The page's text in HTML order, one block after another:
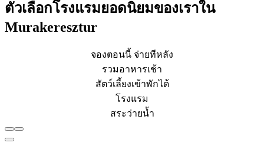
ตัวเลือกโรงแรมยอดนิยมของเราใน
Murakeresztur
จองตอนนี้ จ่ายทีหลัง
รวมอาหารเช้า
สัตว์เลี้ยงเข้าพักได้
โรงแรม
สระว่ายน้ำ